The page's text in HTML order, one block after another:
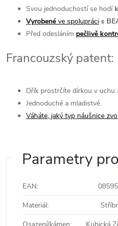
Svou jednoduchostí se hodí
Vyrobené ve spolupráci s
Před odesláním pečlivě
Francouzský patent:
Dřík prostrčíte dírkou v uchu
Jednoduché a mladistvé.
Váháte, jaký typ náušnice
Parametry
EAN:
Materiál: